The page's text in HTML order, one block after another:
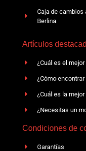
Caja de cambios
Berlina
Artículos
¿Cuál es el
¿Cómo
¿Cuál es la
¿Necesitas un
Condiciones de
Garantías